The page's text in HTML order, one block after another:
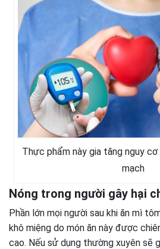
Thực phẩm này gia tăng nguy
mạch
Nóng trong người gây hại
Phần lớn mọi người sau khi ăn mì
khô miệng do món ăn này được
cao. Nếu sử dụng thường xuyên sẽ